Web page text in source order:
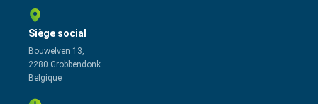
Siège social
Bouwelven 13,
2280 Grobbendonk
Belgique